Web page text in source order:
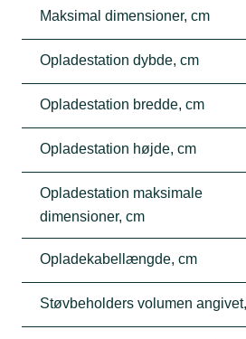
Maksimal dimensioner, cm
Opladestation dybde, cm
Opladestation bredde, cm
Opladestation højde, cm
Opladestation maksimale
dimensioner, cm
Opladekabellængde, cm
Støvbeholders volumen